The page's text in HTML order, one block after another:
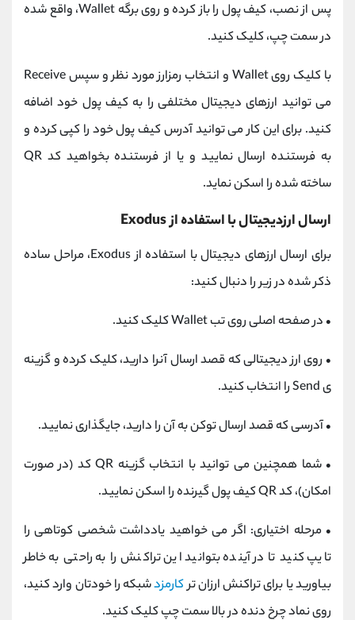
پس از نصب، کیف پول را باز کرده و روی برگه Wallet، واقع شده
در سمت چپ، کلیک کنید.
با کلیک روی Wallet و انتخاب رمزارز مورد نظر و سپس Receive
می توانید ارزهای دیجیتال مختلفی را به کیف پول خود اضافه
کنید. برای این کار می توانید آدرس کیف پول خود را کپی کرده و
به فرستنده ارسال نمایید و یا از فرستنده بخواهید کد QR
ساخته شده را اسکن نماید.
ارسال ارزدیجیتال با استفاده از Exodus
برای ارسال ارزهای دیجیتال با استفاده از Exodus، مراحل ساده
ذکر شده در زیر را دنبال کنید:
•در صفحه اصلی روی تب Wallet کلیک کنید.
• روی ارز دیجیتالی که قصد ارسال آنرا دارید، کلیک کرده و گزینه
ی Send را انتخاب کنید.
•آدرسی که قصد ارسال توکن به آن را دارید، جایگذاری نمایید.
•
شما همچنین می توانید با انتخاب گزینه QR کد (در صورت
امکان)، کد QR کیف پول گیرنده را اسکن نمایید.
• مرحله اختیاری: اگر می خواهید یادداشت شخصی کوتاهی را
تایپ کنید تا در آینده بتوانید این تراکنش را به راحتی به خاطر
بیاورید یا برای تراکنش ارزان ترکارمزدشبکه را خودتان وارد کنید،
روی نماد چرخ دنده در بالا سمت چپ کلیک کنید.